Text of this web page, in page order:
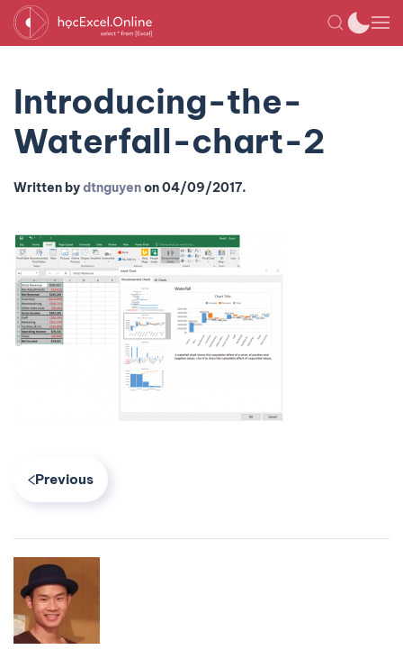
Introducing-the-
Waterfall-chart-2
Written bydtnguyenon04/09/2017.
Previous